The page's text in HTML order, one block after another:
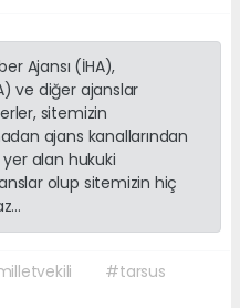
Ajansı (İHA),
ve diğer ajanslar
sitemizin
ajans kanallarından
alan hukuki
olup sitemizin hiç
#tarsus